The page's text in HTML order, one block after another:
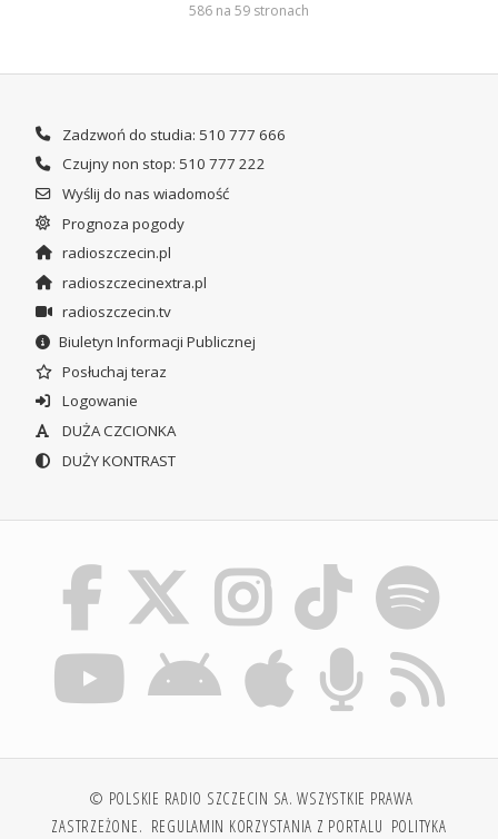
586 na 59 stronach
Zadzwoń do studia: 510 777 666
Czujny non stop: 510 777 222
Wyślij do nas wiadomość
Prognoza pogody
radioszczecin.pl
radioszczecinextra.pl
radioszczecin.tv
Biuletyn Informacji Publicznej
Posłuchaj teraz
Logowanie
DUŻA CZCIONKA
DUŻY KONTRAST
© POLSKIE RADIO SZCZECIN SA. WSZYSTKIE PRAWA
ZASTRZEŻONE. REGULAMIN KORZYSTANIA Z PORTALU POLITYKA